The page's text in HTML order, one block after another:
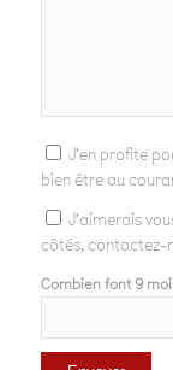
J'en profite
bien être au
J'aimerais
côtés, contactez-
Combien font 9